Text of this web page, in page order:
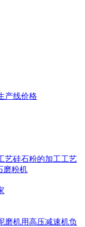
产线价格
艺硅石粉的加工工艺
磨粉机
磨机用高压减速机负